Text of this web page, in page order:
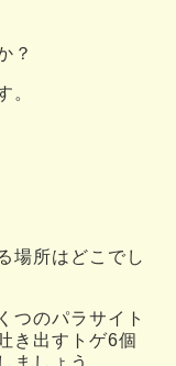
？
。
場所はどこでし
つのパラサイト
き出すトゲ6個
ましょう。